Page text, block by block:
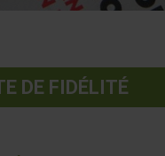
DE FIDÉLITÉ